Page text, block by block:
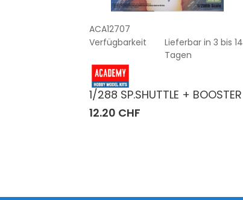
ACA12707
Verfügbarkeit
Lieferbar in 3 bis 14
Tagen
1/288 SP.SHUTTLE + BOOSTER
12.20 CHF